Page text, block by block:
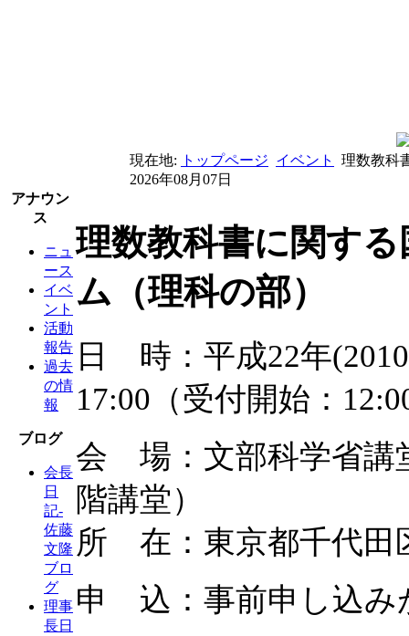
現在地: トップページ イベント
理数教科
2026年08月07日
アナウン
ス
ニュ
ース
イベ
ント
活動
報告
過去
の情
報
ブログ
会長
日
記-
佐藤
文隆
ブロ
グ
理事
長日
理数教科書に関す
ム（理科の部）
日 時：平成22年
17:00（受付開始：
会 場：文部科学省講
階講堂）
所 在：東京都千代田
申 込：事前申し込み